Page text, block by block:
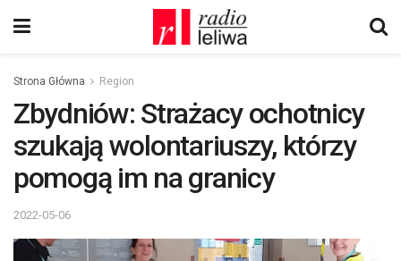
Strona Główna Region
Zbydniów: Strażacy ochotnicy
szukają wolontariuszy, którzy
pomogą im na granicy
2022-05-06